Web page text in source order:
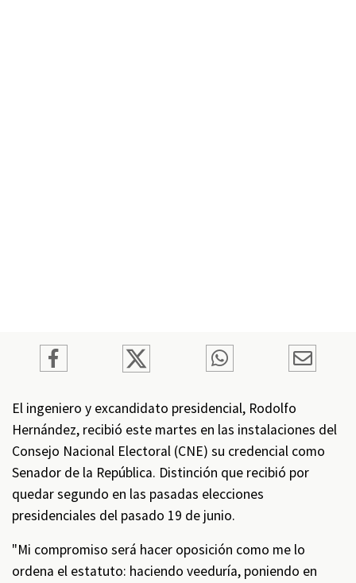
El ingeniero y excandidato presidencial, Rodolfo
Hernández, recibió este martes en las instalaciones del
Consejo Nacional Electoral (CNE) su credencial como
Senador de la República. Distinción que recibió por
quedar segundo en las pasadas elecciones
presidenciales del pasado 19 de junio.
"Mi compromiso será hacer oposición como me lo
ordena el estatuto: haciendo veeduría, poniendo en